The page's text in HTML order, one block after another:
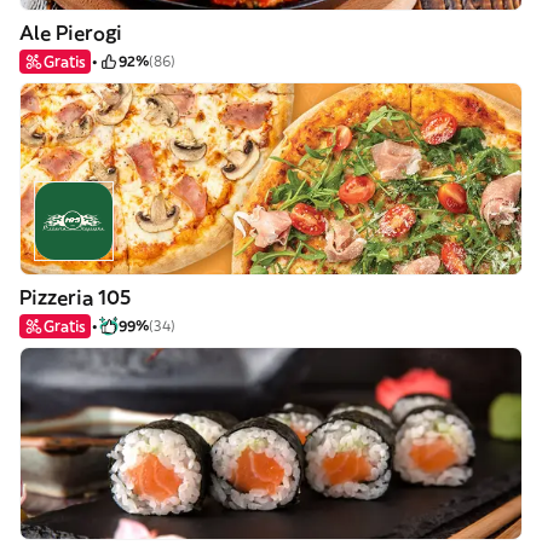
Ale Pierogi
Gratis 92%(86)
Pizzeria 105
Gratis 99%(34)